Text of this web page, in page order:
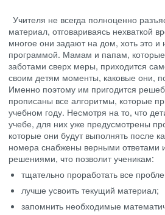
Учителя не всегда полноценно
материал, отговариваясь нехваткой
многое они задают на дом, хоть это и
программой. Мамам и папам, которые
заботами сверх меры, приходится
своим детям моменты, каковые они,
Именно поэтому им пригодится
прописаны все алгоритмы, которые
учебном году. Несмотря на то, что
учебе, для них уже предусмотрены
которые они будут выполнять после
номера снабжены верными ответами
решениями, что позволит ученикам:
тщательно проработать все
лучше усвоить текущий материал;
запомнить необходимые